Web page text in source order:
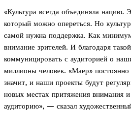
«Культура всегда объединяла нацию.
который можно опереться. Но
самой нужна поддержка. Как
внимание зрителей. И благодаря
коммуницировать с аудиторией о
миллионы человек. «Маер»
значит, и наши проекты будут
новых местах притяжения внимания
аудиторию», — сказал